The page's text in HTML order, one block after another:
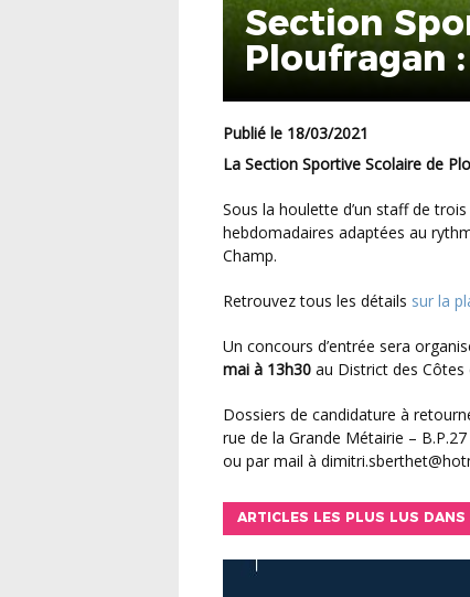
Section
Ploufragan
Publié le 18/03/2021
La Section Sportive Scolaire de
Sous la houlette d’un staff de trois éducateurs, la Section propose quatre séances
hebdomadaires adaptées au
Champ.
Retrouvez tous les détails sur la
Un concours d’entrée sera
mai à 13h30 au District des Côtes
Dossiers de candidature à
rue de la Grande Métairie –
ou par mail à
ARTICLES LES PLUS LUS DANS